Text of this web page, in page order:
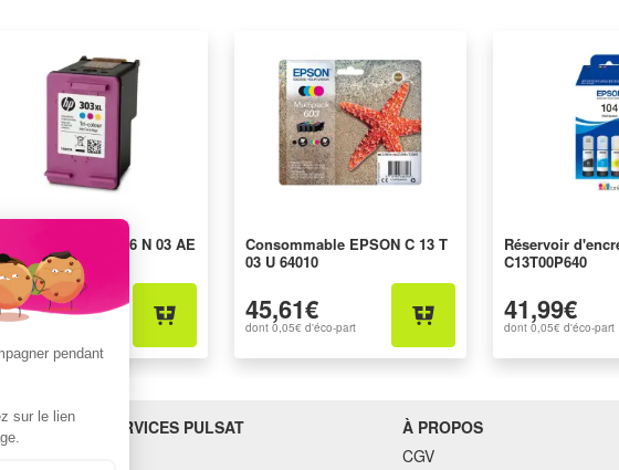
HP T 6 N 03 AE
--,--€
Consommable EPSON C 13 T
03 U 64010
45,61€
dont 0,05€ d'éco-part
Réservoir
C13T00P640
41,99€
dont 0,05€ d'éco-part
LES SERVICES PULSAT
À PROPOS
CGV